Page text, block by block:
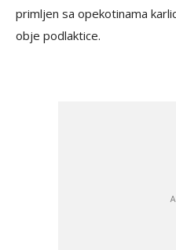
primljen sa opekotinama
obje podlaktice.